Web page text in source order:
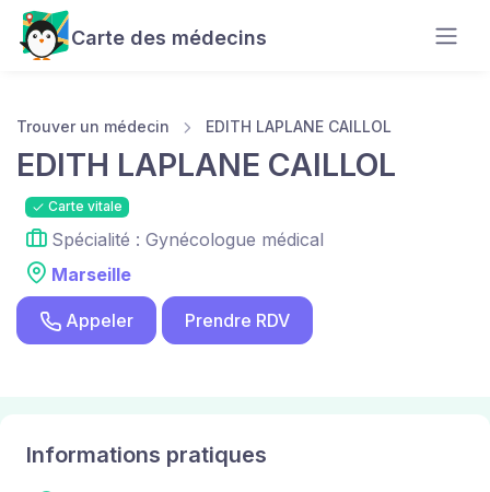
Carte des médecins
Trouver un médecin EDITH LAPLANE CAILLOL
EDITH LAPLANE CAILLOL
Carte vitale
Spécialité : Gynécologue médical
Marseille
Appeler Prendre RDV
Informations pratiques